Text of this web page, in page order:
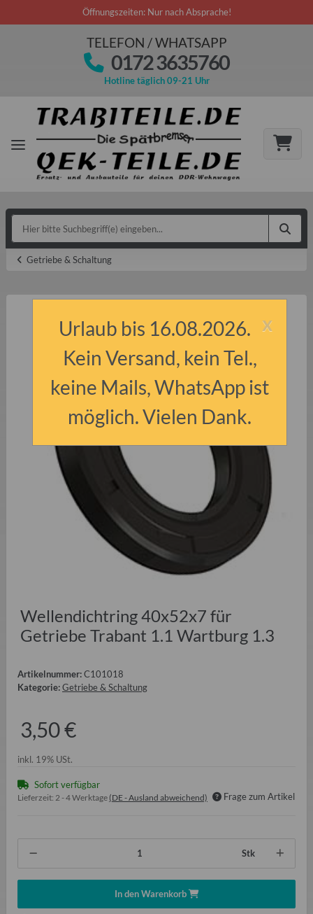
Öffnungszeiten: Nur nach Absprache!
TELEFON / WHATSAPP
0172 3635760
Hotline täglich 09-21 Uhr
Getriebe & Schaltung
Wellendichtring 40x52x7 für
Getriebe Trabant 1.1 Wartburg 1.3
Artikelnummer:C101018
Kategorie:Getriebe & Schaltung
3,50 €
inkl. 19% USt.
Sofort verfügbar
Lieferzeit: 2 - 4 Werktage (DE - Ausland abweichend) Frage zum Artikel
Stk
In den Warenkorb
x
Urlaub bis 16.08.2026.
Kein Versand, kein Tel.,
keine Mails, WhatsApp ist
möglich. Vielen Dank.